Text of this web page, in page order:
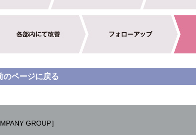
のページに戻る
GROUP］